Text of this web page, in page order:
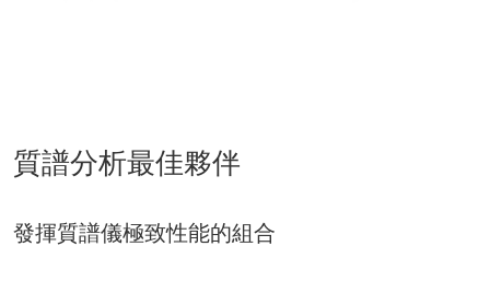
質譜分析最佳夥伴
發揮質譜儀極致性能的組合